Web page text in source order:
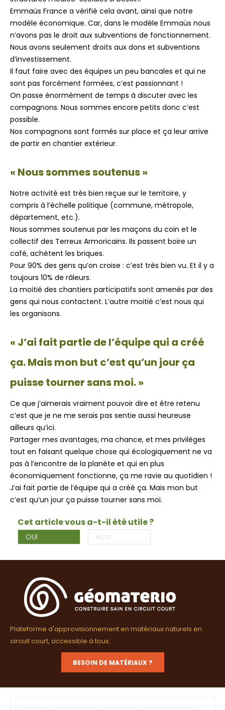
Emmaüs France a vérifié cela avant, ainsi que notre
modèle économique. Car, dans le modèle Emmaüs nous
n’avons pas le droit aux subventions de fonctionnement.
Nous avons seulement droits aux dons et subventions
d’investissement.
Il faut faire avec des équipes un peu bancales et qui ne
sont pas forcément formées, c’est passionnant !
On passe énormément de temps à discuter avec les
compagnons. Nous sommes encore petits donc c’est
possible.
Nos compagnons sont formés sur place et ça leur arrive
de partir en chantier extérieur.
« Nous sommes soutenus »
Notre activité est très bien reçue sur le territoire, y
compris à l’échelle politique (commune, métropole,
département, etc.).
Nous sommes soutenus par les maçons du coin et le
collectif des Terreux Armoricains. Ils passent boire un
café, achètent les briques.
Pour 90% des gens qu’on croise : c’est très bien vu. Et il y a
toujours 10% de râleurs.
La moitié des chantiers participatifs sont amenés par des
gens qui nous contactent. L’autre moitié c’est nous qui
les organisons.
« J’ai fait partie de l’équipe qui a créé
ça. Mais mon but c’est qu’un jour ça
puisse tourner sans moi. »
Ce que j’aimerais vraiment pouvoir dire et être retenu
c’est que je ne me serais pas sentie aussi heureuse
ailleurs qu’ici.
Partager mes avantages, ma chance, et mes privilèges
tout en faisant quelque chose qui écologiquement ne va
pas à l’encontre de la planète et qui en plus
économiquement fonctionne, ça me ravie au quotidien !
J’ai fait partie de l’équipe qui a créé ça. Mais mon but
c’est qu’un jour ça puisse tourner sans moi.
Cet article vous a-t-il été utile ?
OUI NON
Plateforme d'approvisionnement en matériaux naturels en
circuit court, accessible à tous.
BESOIN DE MATÉRIAUX ?